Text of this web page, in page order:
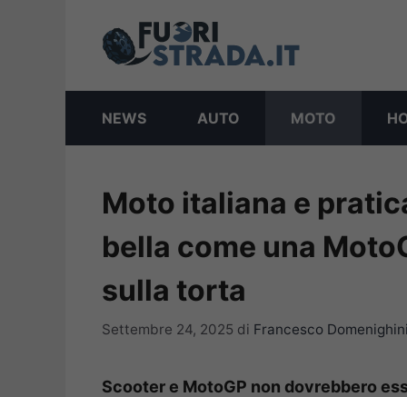
NEWS AUTO MOTO
Moto italiana e
bella come una
sulla torta
Settembre 24, 2025 di Francesco Domenighini
Scooter e MotoGP non dovrebbero